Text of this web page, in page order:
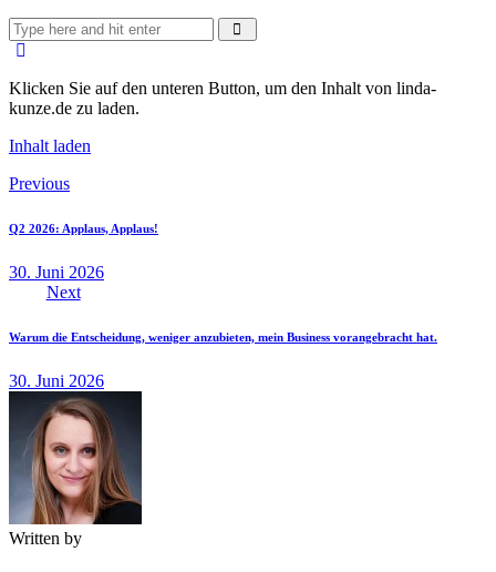
Klicken Sie auf den unteren Button, um den Inhalt von linda-
kunze.de zu laden.
Inhalt laden
Beitragsnavigation
Previous
Q2 2026: Applaus, Applaus!
30. Juni 2026
Next
Warum die Entscheidung, weniger anzubieten, mein Business vorangebracht hat.
30. Juni 2026
Written by